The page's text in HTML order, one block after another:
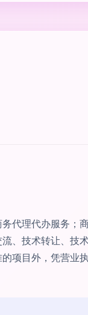
代理代办服务；
、技术转让、技术
项目外，凭营业